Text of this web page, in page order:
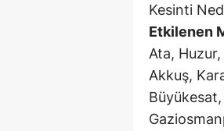
Kesinti
Etkilenen
Ata,
Akkuş,
Büyükesat,